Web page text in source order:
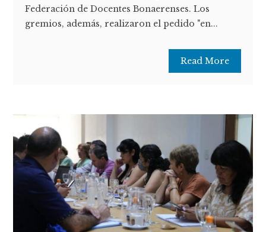
Federación de Docentes Bonaerenses. Los
gremios, además, realizaron el pedido "en...
Read More